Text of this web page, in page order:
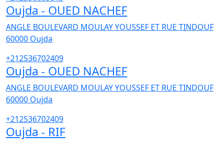
Oujda - OUED NACHEF
ANGLE BOULEVARD MOULAY YOUSSEF ET RUE TINDOUF
60000 Oujda
+212536702409
Oujda - OUED NACHEF
ANGLE BOULEVARD MOULAY YOUSSEF ET RUE TINDOUF
60000 Oujda
+212536702409
Oujda - RIF